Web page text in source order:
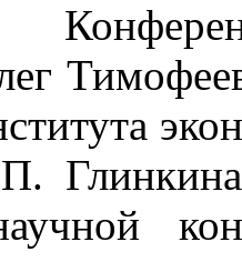
Глинкина